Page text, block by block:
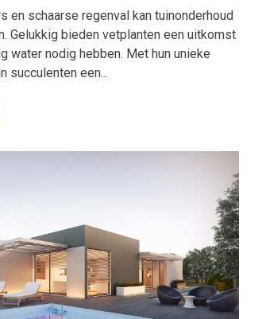
en schaarse regenval kan tuinonderhoud
Gelukkig bieden vetplanten een uitkomst
water nodig hebben. Met hun unieke
succulenten een...